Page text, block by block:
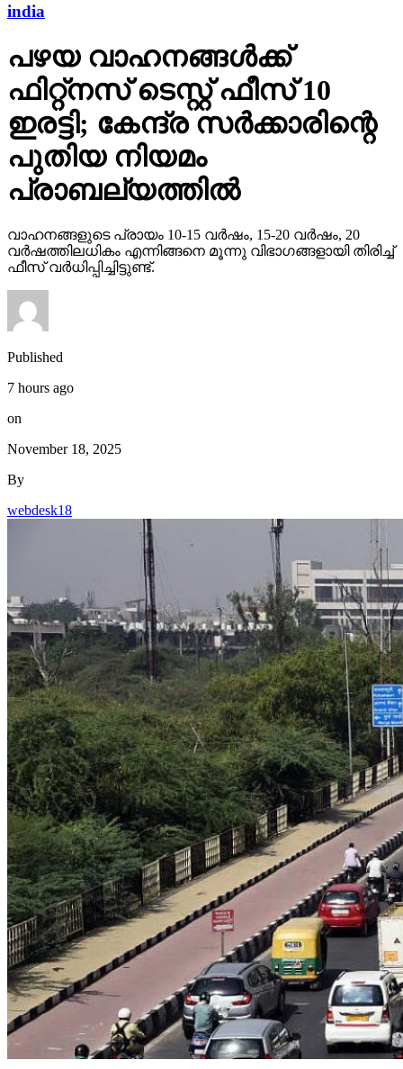
india
പഴയ വാഹനങ്ങള്‍ക്ക്
ഫിറ്റ്‌നസ് ടെസ്റ്റ് ഫീസ് 10
ഇരട്ടി; കേന്ദ്ര സര്‍ക്കാരിന്റെ
പുതിയ നിയമം
പ്രാബല്യത്തില്‍
വാഹനങ്ങളുടെ പ്രായം 10-15 വര്‍ഷം, 15-20 വര്‍ഷം, 20
വര്‍ഷത്തിലധികം എന്നിങ്ങനെ മൂന്നു വിഭാഗങ്ങളായി തിരിച്ച്
ഫീസ് വര്‍ധിപ്പിച്ചിട്ടുണ്ട്.
Published
7 hours ago
on
November 18, 2025
By
webdesk18